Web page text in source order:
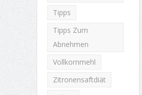
Tipps
Tipps Zum
Abnehmen
Vollkornmehl
Zitronensaftdiät